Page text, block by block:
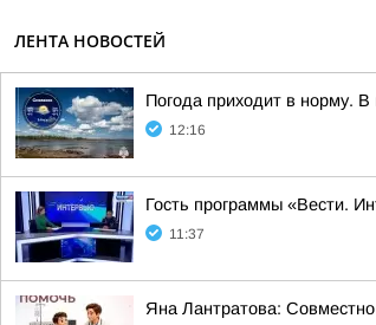
ЛЕНТА НОВОСТЕЙ
Погода приходит в норму. В
12:16
Гость программы «Вести.
11:37
Яна Лантратова: